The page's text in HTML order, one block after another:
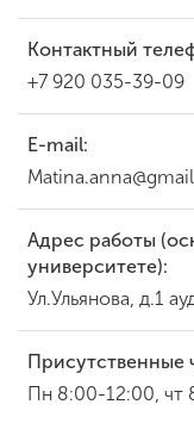
Контактный
+7 920 035-39-09
E-mail:
Адрес работы
университете):
Ул.Ульянова, д.1
Присутственные
Пн 8:00-12:00, чт